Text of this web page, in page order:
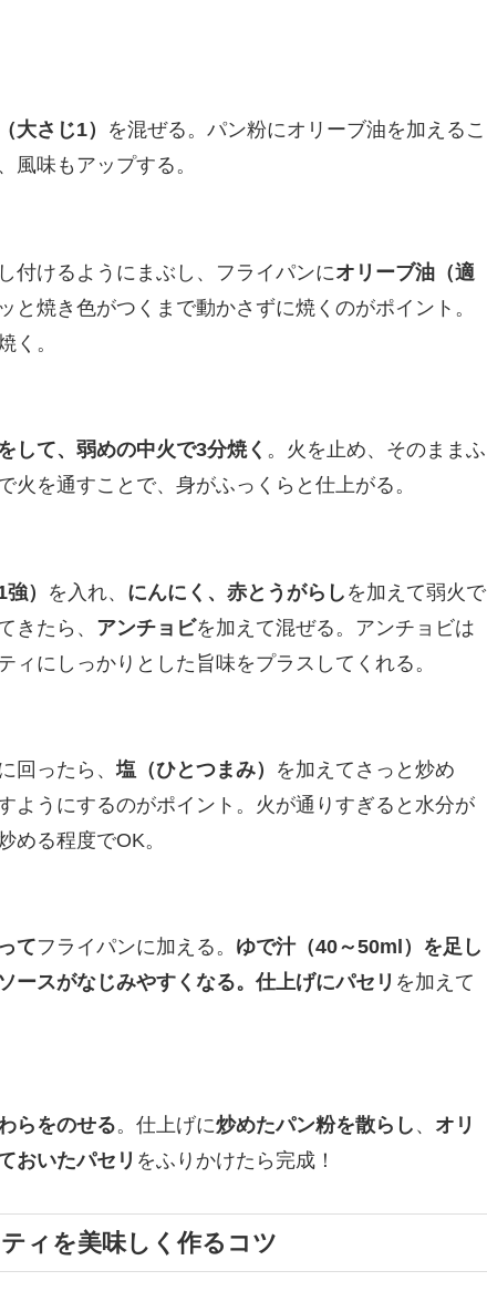
大さじ1）
を混ぜる。パン粉にオリーブ油を加えるこ
風味もアップする。
付けるようにまぶし、フライパンにオリーブ油（適
と焼き色がつくまで動かさずに焼くのがポイント。
く。
して、弱めの中火で3分焼く 。火を止め、そのままふ
を通すことで、身がふっくらと仕上がる。
） を入れ、 にんにく、赤とうがらし を加えて弱火で
きたら、 アンチョビを加えて混ぜる。アンチョビは
にしっかりとした旨味をプラスしてくれる。
回ったら、塩（ひとつまみ）
を加えてさっと炒め
ようにするのがポイント。火が通りすぎると水分が
める程度でOK。
てフライパンに加える。 ゆで汁（40～50ml）を足し
ースがなじみやすくなる。仕上げにパセリ を加えて
らをのせる。仕上げに炒めたパン粉を散らし 、 オリ
おいたパセリ をふりかけたら完成！
ィを美味しく作るコツ